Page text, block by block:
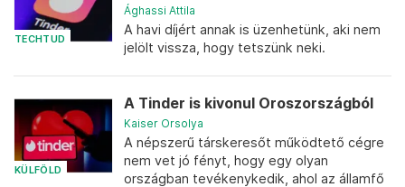
TECHTUD
Ághassi Attila
A havi díjért annak is üzenhetünk, aki nem
jelölt vissza, hogy tetszünk neki.
KÜLFÖLD
A Tinder is kivonul Oroszországból
Kaiser Orsolya
A népszerű társkeresőt működtető cégre
nem vet jó fényt, hogy egy olyan
országban tevékenykedik, ahol az államfő